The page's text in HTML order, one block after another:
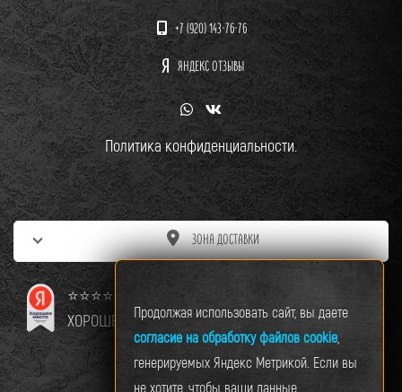
+7 (920) 143-76-76
ЯНДЕКС ОТЗЫВЫ
Политика конфиденциальности.
ЗОНА ДОСТАВКИ
⭐⭐⭐⭐⭐
ХОРОШЕЕ МЕСТОПродолжая использовать сайт, вы даете
согласие на обработку файлов cookie
генерируемых Яндекс Метрикой. Если вы
не хотите, чтобы ваши данные